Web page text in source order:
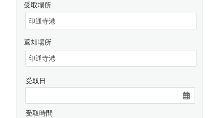
受取場所
返却場所
受取日
受取時間